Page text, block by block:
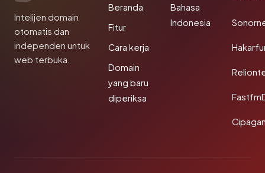
Intelijen domain
otomatis dan
independen untuk
web terbuka.
Beranda
Fitur
Cara kerja
Domain
yang baru
diperiksa
Bahasa
Indonesia